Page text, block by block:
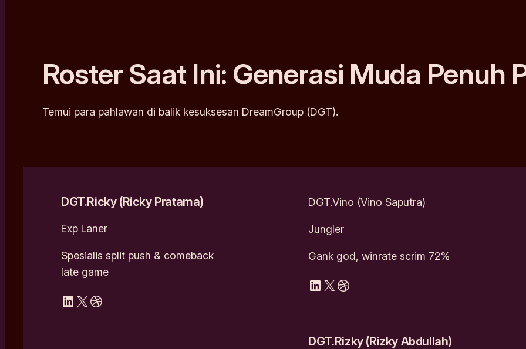
Roster Saat Ini: Generasi Muda Penuh
Temui para pahlawan di balik kesuksesan DreamGroup (DGT).
DGT.Ricky (Ricky Pratama)
Exp Laner
Spesialis split push & comeback
late game
LinkedIn X Dribbble
DGT.Vino (Vino Saputra)
Jungler
Gank god, winrate scrim 72%
LinkedIn X Dribbble
DGT.Rizky (Rizky Abdullah)